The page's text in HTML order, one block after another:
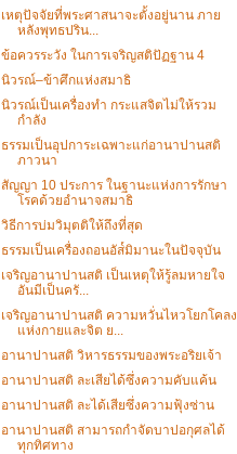
เหตุปัจจัยที่พระศาสนาจะตั้งอยู่นาน ภาย
หลังพุทธปริน...
ข้อควรระวัง ในการเจริญสติปัฏฐาน 4
นิวรณ์–ข้าศึกแห่งสมาธิ
นิวรณ์เป็นเครื่องทำ กระแสจิตไม่ให้รวม
กำลัง
ธรรมเป็นอุปการะเฉพาะแก่อานาปานสติ
ภาวนา
สัญญา 10 ประการ ในฐานะแห่งการรักษา
โรคด้วยอำนาจสมาธิ
วิธีการบ่มวิมุตติให้ถึงที่สุด
ธรรมเป็นเครื่องถอนอัส๎มิมานะในปัจจุบัน
เจริญอานาปานสติ เป็นเหตุให้รู้ลมหายใจ
อันมีเป็นครั...
เจริญอานาปานสติ ความหวั่นไหวโยกโคลง
แห่งกายและจิต ย...
อานาปานสติ วิหารธรรมของพระอริยเจ้า
อานาปานสติ ละเสียได้ซึ่งความคับแค้น
อานาปานสติ ละได้เสียซึ่งความฟุ้งซ่าน
อานาปานสติ สามารถกำจัดบาปอกุศลได้
ทุกทิศทาง